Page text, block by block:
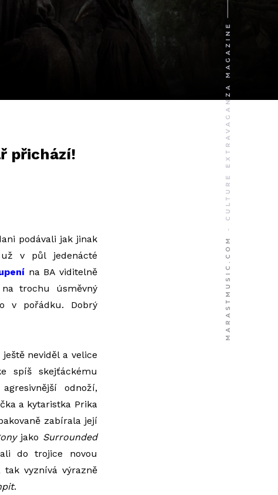
přichází!
podávali jak jinak
v půl jedenácté
na BA viditelně
trochu úsměvný
v pořádku. Dobrý
neviděl a velice
spíš skejťáckému
odnoží,
a kytaristka Prika
zabírala její
jako Surrounded
do trojice novou
vyznívá výrazně
.